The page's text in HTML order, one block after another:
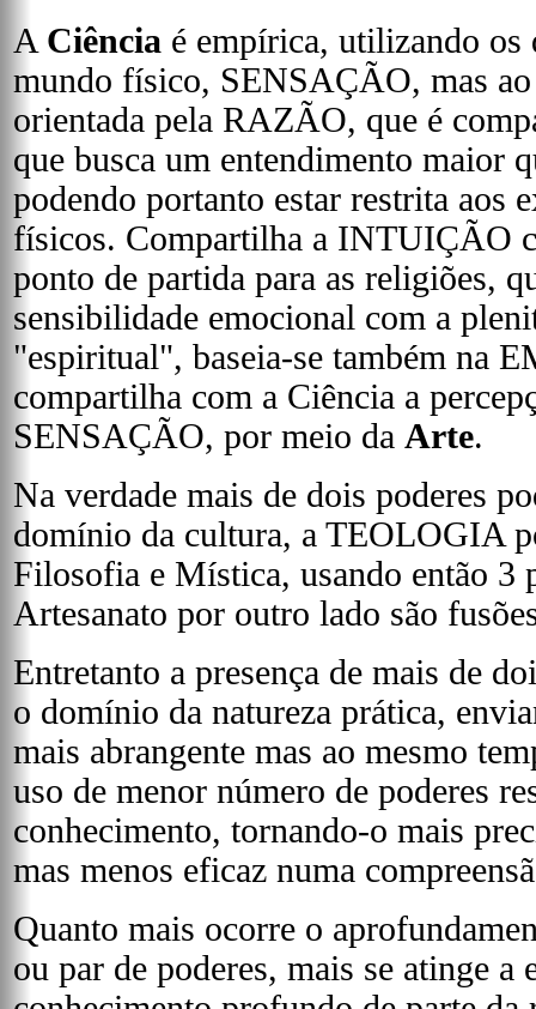
A Ciência é empírica, utilizando os
mundo físico, SENSAÇÃO, mas ao
orientada pela RAZÃO, que é
que busca um entendimento maior
podendo portanto estar restrita aos
físicos. Compartilha a INTUIÇÃO
ponto de partida para as religiões,
sensibilidade emocional com a
"espiritual", baseia-se também na
compartilha com a Ciência a
SENSAÇÃO, por meio da Arte.
Na verdade mais de dois poderes
domínio da cultura, a TEOLOGIA
Filosofia e Mística, usando então 3
Artesanato por outro lado são
Entretanto a presença de mais de
o domínio da natureza prática,
mais abrangente mas ao mesmo
uso de menor número de poderes
conhecimento, tornando-o mais
mas menos eficaz numa
Quanto mais ocorre o
ou par de poderes, mais se atinge a